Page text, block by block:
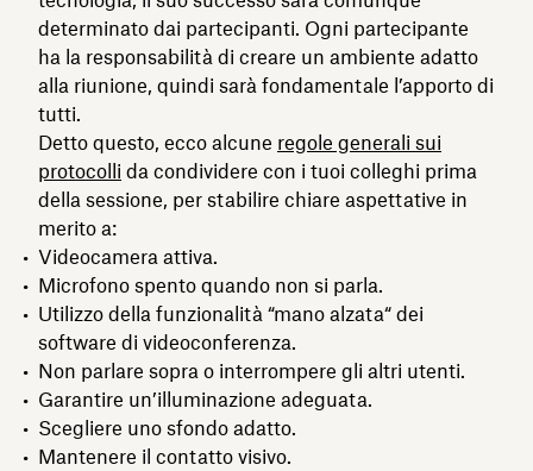
determinato dai partecipanti. Ogni partecipante
ha la responsabilità di creare un ambiente adatto
alla riunione, quindi sarà fondamentale l’apporto di
tutti.
Detto questo, ecco alcune regole generali sui
protocolli da condividere con i tuoi colleghi prima
della sessione, per stabilire chiare aspettative in
merito a:
Videocamera attiva.
Microfono spento quando non si parla.
Utilizzo della funzionalità “mano alzata“ dei
software di videoconferenza.
Non parlare sopra o interrompere gli altri utenti.
Garantire un’illuminazione adeguata.
Scegliere uno sfondo adatto.
Mantenere il contatto visivo.